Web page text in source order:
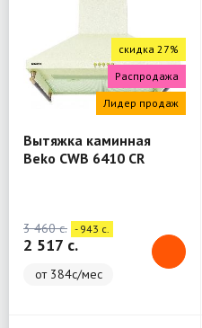
скидка 27%
Распродажа
Лидер продаж
Вытяжка каминная
Beko CWB 6410 CR
3 460 c. - 943 c.
2 517 c.
от 384с/мес